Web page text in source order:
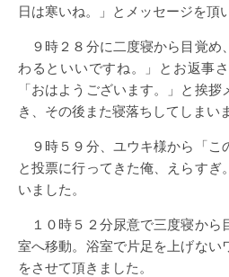
日は寒いね。」とメッセージを頂
９時２８分に二度寝から目覚め
わるといいですね。」とお返事
「おはようございます。」と挨
き、その後また寝落ちしてしまい
９時５９分、ユウキ様から「こ
と投票に行ってきた俺、えらすぎ
いました。
１０時５２分尿意で三度寝から
室へ移動。浴室で片足を上げない
をさせて頂きました。